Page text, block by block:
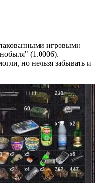
игровыми
(1.0006).
но нельзя забывать и